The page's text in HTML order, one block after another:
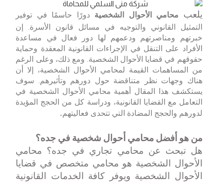
يلعب محامي الأحوال الشخصية دورًا حاسمًا في توفير
التمثيل القانوني والتوجيه في مسائل قانون الأسرة. إن
خبرتهم ومناصرتهم ودعمهم لها دور فعال في مساعدة
الأفراد على التنقل في الإجراءات القانونية المعقدة وحماية
حقوقهم في قضايا الأحوال الشخصية. ومع ذلك، وعلى الرغم
من المساهمات القيمة لمحامي الأحوال الشخصية، إلا أن
هناك وجهات نظر متناقضة حول دورهم وتأثيرهم. سوف
يستكشف هذا المقال أهمية محامي الأحوال الشخصية في
التعامل مع القضايا القانونية، ودراسة كل من الحجج المؤيدة
لدورهم والحجج المضادة التي تتحدى فعاليتهم.
من هو أفضل محامي أحوال شخصية في جده؟
هل تبحث عن محامي تجاري في جده؟ محامي
الأحوال الشخصية هو محامي متخصص في قضايا
الأحوال الشخصية ويوفر كافة الخدمات القانونية